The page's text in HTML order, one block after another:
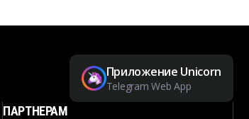
Приложение Unicorn
Telegram Web App
ПАРТНЕРАМ